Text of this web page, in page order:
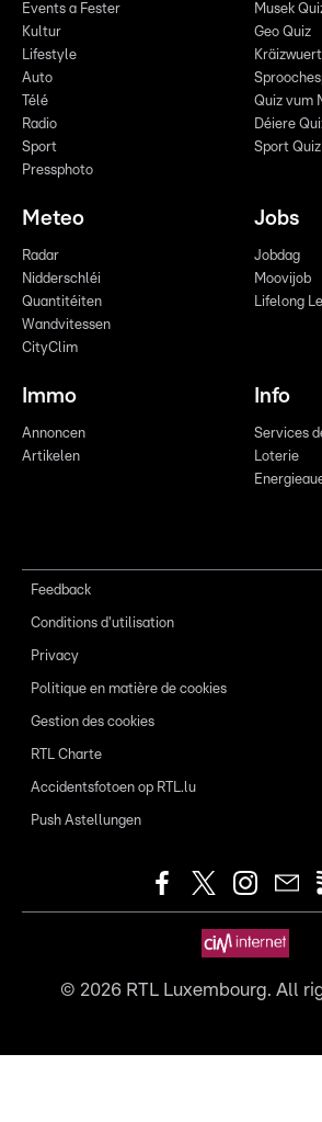
Events a Fester
Kultur
Lifestyle
Auto
Télé
Radio
Sport
Pressphoto
Musek
Geo Quiz
Quiz vum
Déiere
Sport Quiz
Meteo
Radar
Nidderschléi
Quantitéiten
Wandvitessen
CityClim
Jobs
Jobdag
Moovijob
Lifelong
Immo
Annoncen
Artikelen
Info
Services
Loterie
Feedback
Conditions d'utilisation
Privacy
Politique en matière de cookies
Gestion des cookies
RTL Charte
Accidentsfotoen op RTL.lu
Push Astellungen
© 2026RTL Luxembourg. All